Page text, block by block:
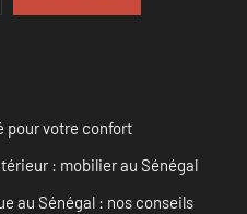
pour votre confort
: mobilier au Sénégal
au Sénégal : nos conseils